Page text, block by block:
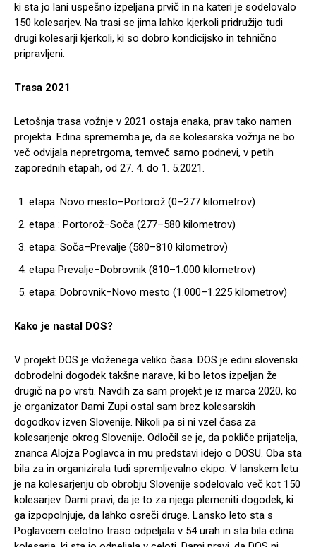
ki sta jo lani uspešno izpeljana prvič in na kateri je sodelovalo
150 kolesarjev. Na trasi se jima lahko kjerkoli pridružijo tudi
drugi kolesarji kjerkoli, ki so dobro kondicijsko in tehnično
pripravljeni.
Trasa 2021
Letošnja trasa vožnje v 2021 ostaja enaka, prav tako namen
projekta. Edina sprememba je, da se kolesarska vožnja ne bo
več odvijala nepretrgoma, temveč samo podnevi, v petih
zaporednih etapah, od 27. 4. do 1. 5.2021.
etapa: Novo mesto–Portorož (0–277 kilometrov)
etapa : Portorož–Soča (277–580 kilometrov)
etapa: Soča–Prevalje (580–810 kilometrov)
etapa Prevalje–Dobrovnik (810–1.000 kilometrov)
etapa: Dobrovnik–Novo mesto (1.000–1.225 kilometrov)
Kako je nastal DOS?
V projekt DOS je vloženega veliko časa. DOS je edini slovenski
dobrodelni dogodek takšne narave, ki bo letos izpeljan že
drugič na po vrsti. Navdih za sam projekt je iz marca 2020, ko
je organizator Dami Zupi ostal sam brez kolesarskih
dogodkov izven Slovenije. Nikoli pa si ni vzel časa za
kolesarjenje okrog Slovenije. Odločil se je, da pokliče prijatelja,
znanca Alojza Poglavca in mu predstavi idejo o DOSU. Oba sta
bila za in organizirala tudi spremljevalno ekipo. V lanskem letu
je na kolesarjenju ob obrobju Slovenije sodelovalo več kot 150
kolesarjev. Dami pravi, da je to za njega plemeniti dogodek, ki
ga izpopolnjuje, da lahko osreči druge. Lansko leto sta s
Poglavcem celotno traso odpeljala v 54 urah in sta bila edina